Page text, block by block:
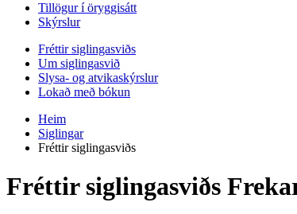
Tillögur í öryggisátt
Skýrslur
Fréttir siglingasviðs
Um siglingasvið
Slysa- og atvikaskýrslur
Lokað með bókun
Heim
Siglingar
Fréttir siglingasviðs
Fréttir siglingasviðs